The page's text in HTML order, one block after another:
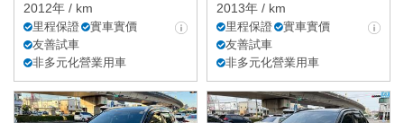
2012年 / km
里程保證
實車實價
友善試車
非多元化營業用車
2013年 / km
里程保證
實車實價
友善試車
非多元化營業用車